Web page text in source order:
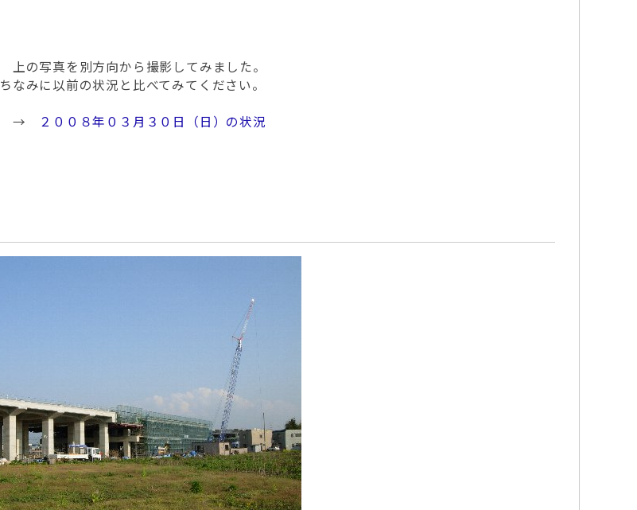
上の写真を別方向から撮影してみました。
ちなみに以前の状況と比べてみてください。
→
２００８年０３月３０日（日）の状況